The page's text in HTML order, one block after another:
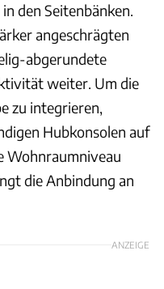
den Seitenbänken.
angeschrägten
abgerundete
weiter. Um die
zu integrieren,
Hubkonsolen auf
Wohnraumniveau
die Anbindung an
ANZEIGE